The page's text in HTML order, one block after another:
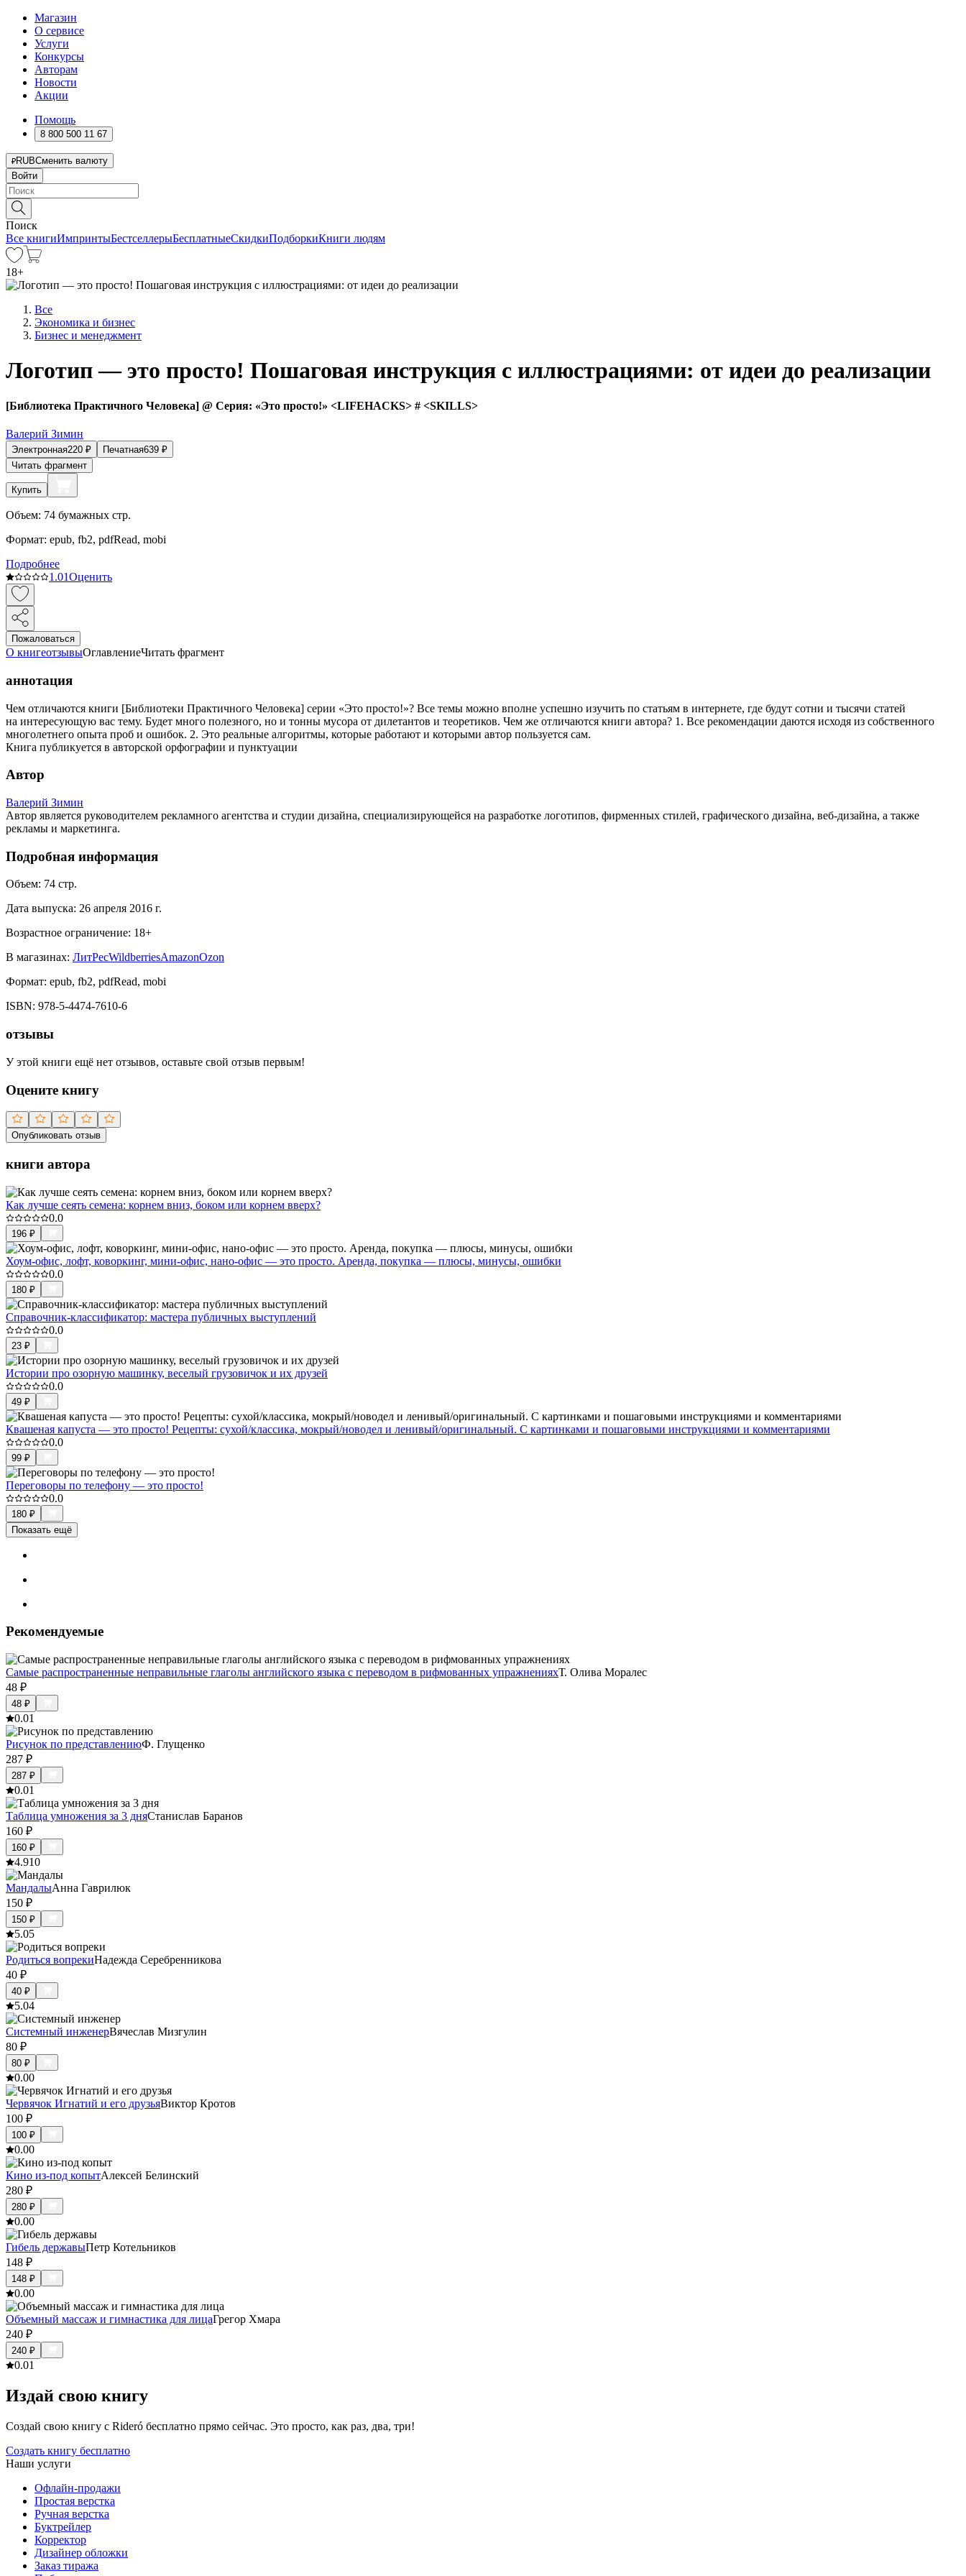
Магазин
О сервисе
Услуги
Конкурсы
Авторам
Новости
Акции
Помощь
8 800 500 11 67
RUBСменить валюту
Войти
Поиск
Все книгиИмпринтыБестселлерыБесплатныеСкидкиПодборкиКниги людям
18+
Все
Экономика и бизнес
Бизнес и менеджмент
Логотип — это просто! Пошаговая инструкция с иллюстрациями: от идеи до реализации
[Библиотека Практичного Человека] @ Серия: «Это просто!» <LIFEHACKS> # <SKILLS>
Валерий Зимин
Электронная220 ₽ Печатная639 ₽
Читать фрагмент
Купить
Объем: 74 бумажных стр.
Формат: epub, fb2, pdfRead, mobi
Подробнее
1.01Оценить
Пожаловаться
О книгеотзывыОглавлениеЧитать фрагмент
аннотация
Чем отличаются книги [Библиотеки Практичного Человека] серии «Это просто!»? Все темы можно вполне успешно изучить по статьям в интернете, где будут сотни и тысячи статей
на интересующую вас тему. Будет много полезного, но и тонны мусора от дилетантов и теоретиков. Чем же отличаются книги автора? 1. Все рекомендации даются исходя из собственного
многолетнего опыта проб и ошибок. 2. Это реальные алгоритмы, которые работают и которыми автор пользуется сам.
Книга публикуется в авторской орфографии и пунктуации
Автор
Валерий Зимин
Автор является руководителем рекламного агентства и студии дизайна, специализирующейся на разработке логотипов, фирменных стилей, графического дизайна, веб-дизайна, а также
рекламы и маркетинга.
Подробная информация
Объем: 74 стр.
Дата выпуска: 26 апреля 2016 г.
Возрастное ограничение: 18+
В магазинах: ЛитРесWildberriesAmazonOzon
Формат: epub, fb2, pdfRead, mobi
ISBN: 978-5-4474-7610-6
отзывы
У этой книги ещё нет отзывов, оставьте свой отзыв первым!
Оцените книгу
Опубликовать отзыв
книги автора
Как лучше сеять семена: корнем вниз, боком или корнем вверх?
0.0
196 ₽
Хоум-офис, лофт, коворкинг, мини-офис, нано-офис — это просто. Аренда, покупка — плюсы, минусы, ошибки
0.0
180 ₽
Справочник-классификатор: мастера публичных выступлений
0.0
23 ₽
Истории про озорную машинку, веселый грузовичок и их друзей
0.0
49 ₽
Квашеная капуста — это просто! Рецепты: сухой/классика, мокрый/новодел и ленивый/оригинальный. С картинками и пошаговыми инструкциями и комментариями
0.0
99 ₽
Переговоры по телефону — это просто!
0.0
180 ₽
Показать ещё
Рекомендуемые
Самые распространенные неправильные глаголы английского языка с переводом в рифмованных упражненияхТ. Олива Моралес
48 ₽
48 ₽
0.01
Рисунок по представлениюФ. Глущенко
287 ₽
287 ₽
0.01
Таблица умножения за 3 дняСтанислав Баранов
160 ₽
160 ₽
4.910
МандалыАнна Гаврилюк
150 ₽
150 ₽
5.05
Родиться вопрекиНадежда Серебренникова
40 ₽
40 ₽
5.04
Системный инженерВячеслав Мизгулин
80 ₽
80 ₽
0.00
Червячок Игнатий и его друзьяВиктор Кротов
100 ₽
100 ₽
0.00
Кино из-под копытАлексей Белинский
280 ₽
280 ₽
0.00
Гибель державыПетр Котельников
148 ₽
148 ₽
0.00
Объемный массаж и гимнастика для лицаГрегор Хмара
240 ₽
240 ₽
0.01
Издай свою книгу
Создай свою книгу с Rideró бесплатно прямо сейчас. Это просто, как раз, два, три!
Создать книгу бесплатно
Наши услуги
Офлайн-продажи
Простая верстка
Ручная верстка
Буктрейлер
Корректор
Дизайнер обложки
Заказ тиража